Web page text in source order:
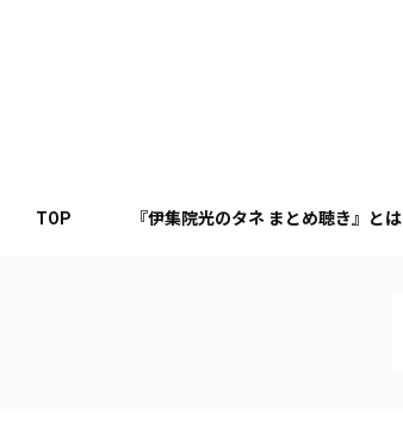
TOP 『伊集院光のタネ まとめ聴き』とは